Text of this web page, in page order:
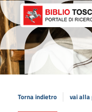
Torna indietro vai alla